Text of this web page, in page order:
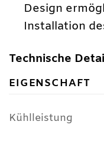
Design
Installation
Technische
EIGENSCHAFT
Kühlleistung